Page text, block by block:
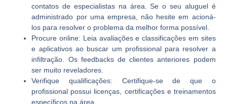
contatos de especialistas na área. Se o seu aluguel é
administrado por uma empresa, não hesite em acioná-
los para resolver o problema da melhor forma possível.
Procure online: Leia avaliações e classificações em sites
e aplicativos ao buscar um profissional para resolver a
infiltração. Os feedbacks de clientes anteriores podem
ser muito reveladores.
Verifique qualificações: Certifique-se de que o
profissional possui licenças, certificações e treinamentos
específicos na área.